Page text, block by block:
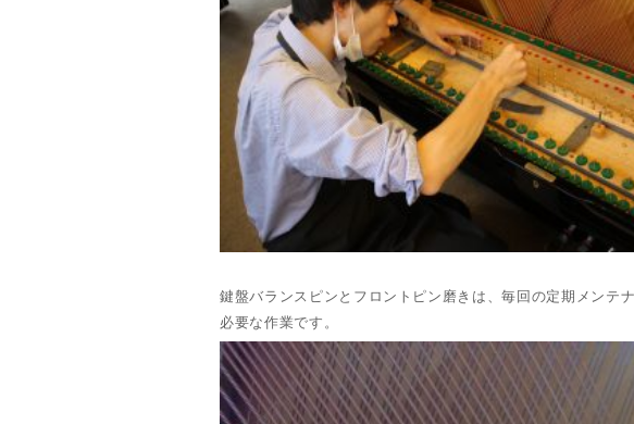
鍵盤バランスピンとフロントピン磨きは、毎回の定期メンテ
必要な作業です。